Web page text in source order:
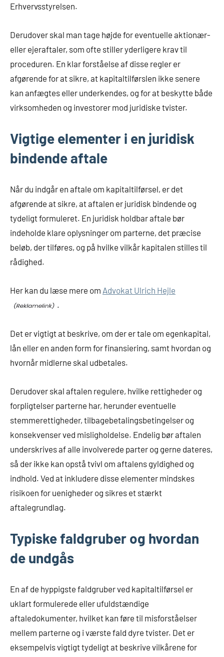
Erhvervsstyrelsen.
Derudover skal man tage højde for eventuelle aktionær-
eller ejeraftaler, som ofte stiller yderligere krav til
proceduren. En klar forståelse af disse regler er
afgørende for at sikre, at kapitaltilførslen ikke senere
kan anfægtes eller underkendes, og for at beskytte både
virksomheden og investorer mod juridiske tvister.
Vigtige elementer i en juridisk
bindende aftale
Når du indgår en aftale om kapitaltilførsel, er det
afgørende at sikre, at aftalen er juridisk bindende og
tydeligt formuleret. En juridisk holdbar aftale bør
indeholde klare oplysninger om parterne, det præcise
beløb, der tilføres, og på hvilke vilkår kapitalen stilles til
rådighed.
Her kan du læse mere om Advokat Ulrich Hejle
.
Det er vigtigt at beskrive, om der er tale om egenkapital,
lån eller en anden form for finansiering, samt hvordan og
hvornår midlerne skal udbetales.
Derudover skal aftalen regulere, hvilke rettigheder og
forpligtelser parterne har, herunder eventuelle
stemmerettigheder, tilbagebetalingsbetingelser og
konsekvenser ved misligholdelse. Endelig bør aftalen
underskrives af alle involverede parter og gerne dateres,
så der ikke kan opstå tvivl om aftalens gyldighed og
indhold. Ved at inkludere disse elementer mindskes
risikoen for uenigheder og sikres et stærkt
aftalegrundlag.
Typiske faldgruber og hvordan
de undgås
En af de hyppigste faldgruber ved kapitaltilførsel er
uklart formulerede eller ufuldstændige
aftaledokumenter, hvilket kan føre til misforståelser
mellem parterne og i værste fald dyre tvister. Det er
eksempelvis vigtigt tydeligt at beskrive vilkårene for